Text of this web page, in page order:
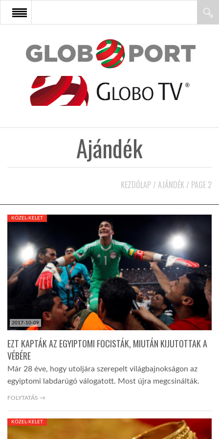
FŐOLDAL
AFRIKA
KÖZEL-KELET
AUSZTRÁLIA
A VILÁG ITTHON
GLOBOTV BP
HÍR3D
Ajándék
KEZDŐLAP / AJÁNDÉK / PAGE 2
2017-10-09
KÖZEL-KELET
EZT KAPTÁK AZ EGYIPTOMI FOCISTÁK, MIUTÁN KIJUTOTTAK A
VÉBÉRE
Már 28 éve, hogy utoljára szerepelt világbajnokságon az
egyiptomi labdarúgó válogatott. Most újra megcsinálták.
FOLYTATÁS →
KÖZEL-KELET